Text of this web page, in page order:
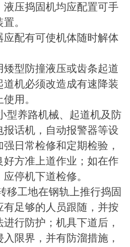
压捣固机均应配置可手
。
配有可使机体随时解体
型防撞液压或齿条起道
机必须改造成有速降装
用。
型养路机械、起道机及防
话机，自动报警器等设
日常检修和定期检验，
方准上道作业；如在作
停机下道检修。
移工地在钢轨上推行捣固
足够的人员跟随，并按
行防护；机具下道后，
限界，并有防溜措施，